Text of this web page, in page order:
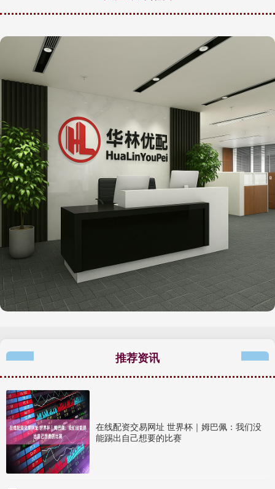
推荐资讯
在线配资交易网址 世界杯｜姆巴佩：我们没
能踢出自己想要的比赛